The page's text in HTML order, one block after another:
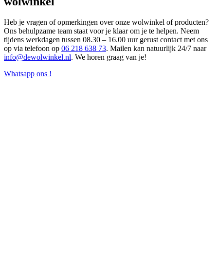
Heb je vragen of opmerkingen over onze wolwinkel of producten?
Ons behulpzame team staat voor je klaar om je te helpen. Neem
tijdens werkdagen tussen 08.30 – 16.00 uur gerust contact met ons
op via telefoon op 06 218 638 73. Mailen kan natuurlijk 24/7 naar
info@dewolwinkel.nl. We horen graag van je!
Whatsapp ons !